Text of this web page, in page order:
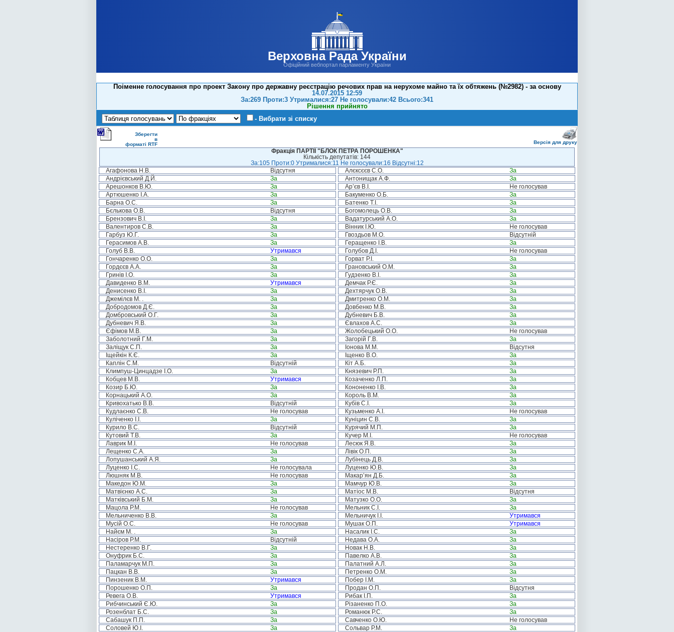
Верховна Рада України
Офіційний вебпортал парламенту України
Поіменне голосування про проект Закону про державну реєстрацію речових прав на нерухоме майно та їх обтяжень (№2982) - за основу
14.07.2015 12:59
За:269 Проти:3 Утрималися:27 Не голосували:42 Всього:341
Рішення прийнято
- Вибрати зі списку
Зберегти
в
форматі RTF
Версія для друку
Фракція ПАРТІЇ "БЛОК ПЕТРА ПОРОШЕНКА"
Кількість депутатів: 144
За:105 Проти:0 Утрималися:11 Не голосували:16 Відсутні:12
Агафонова Н.В.
Відсутня Алєксєєв С.О.
За
Андрієвський Д.Й.
За Антонищак А.Ф.
За
Арешонков В.Ю.
За Ар’єв В.І.
Не голосував
Артюшенко І.А.
За Бакуменко О.Б.
За
Барна О.С.
За Батенко Т.І.
За
Бєлькова О.В.
Відсутня Богомолець О.В.
За
Брензович В.І.
За Вадатурський А.О.
За
Валентиров С.В.
За Вінник І.Ю.
Не голосував
Гарбуз Ю.Г.
За Гвоздьов М.О.
Відсутній
Герасимов А.В.
За Геращенко І.В.
За
Голуб В.В.
Утримався Голубов Д.І.
Не голосував
Гончаренко О.О.
За Горват Р.І.
За
Гордєєв А.А.
За Грановський О.М.
За
Гринів І.О.
За Гудзенко В.І.
За
Давиденко В.М.
Утримався Демчак Р.Є.
За
Денисенко В.І.
За Дехтярчук О.В.
За
Джемілєв М. .
За Дмитренко О.М.
За
Добродомов Д.Є.
За Довбенко М.В.
За
Домбровський О.Г.
За Дубневич Б.В.
За
Дубневич Я.В.
За Євлахов А.С.
За
Єфімов М.В.
За Жолобецький О.О.
Не голосував
Заболотний Г.М.
За Загорій Г.В.
За
Заліщук С.П.
За Іонова М.М.
Відсутня
Іщейкін К.Є.
За Іщенко В.О.
За
Каплін С.М.
Відсутній Кіт А.Б.
За
Климпуш-Цинцадзе І.О.
За Князевич Р.П.
За
Кобцев М.В.
Утримався Козаченко Л.П.
За
Козир Б.Ю.
За Кононенко І.В.
За
Корнацький А.О.
За Король В.М.
За
Кривохатько В.В.
Відсутній Кубів С.І.
За
Кудлаєнко С.В.
Не голосував Кузьменко А.І.
Не голосував
Куліченко І.І.
За Куніцин С.В.
За
Курило В.С.
Відсутній Курячий М.П.
За
Кутовий Т.В.
За Кучер М.І.
Не голосував
Лаврик М.І.
Не голосував Лесюк Я.В.
За
Лещенко С.А.
За Лівік О.П.
За
Лопушанський А.Я.
За Лубінець Д.В.
За
Луценко І.С.
Не голосувала Луценко Ю.В.
За
Люшняк М.В.
Не голосував Макар’ян Д.Б.
За
Македон Ю.М.
За Мамчур Ю.В.
За
Матвієнко А.С.
За Матіос М.В.
Відсутня
Матківський Б.М.
За Матузко О.О.
За
Мацола Р.М.
Не голосував Мельник С.І.
За
Мельниченко В.В.
За Мельничук І.І.
Утримався
Мусій О.С.
Не голосував Мушак О.П.
Утримався
Найєм М. .
За Насалик І.С.
За
Насіров Р.М.
Відсутній Недава О.А.
За
Нестеренко В.Г.
За Новак Н.В.
За
Онуфрик Б.С.
За Павелко А.В.
За
Паламарчук М.П.
За Палатний А.Л.
За
Пацкан В.В.
За Петренко О.М.
За
Пинзеник В.М.
Утримався Побер І.М.
За
Порошенко О.П.
За Продан О.П.
Відсутня
Ревега О.В.
Утримався Рибак І.П.
За
Рибчинський Є.Ю.
За Різаненко П.О.
За
Розенблат Б.С.
За Романюк Р.С.
За
Сабашук П.П.
За Савченко О.Ю.
Не голосував
Соловей Ю.І.
За Сольвар Р.М.
За